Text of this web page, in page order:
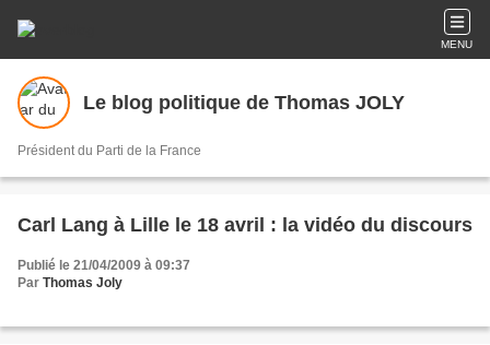
MENU
Le blog politique de Thomas JOLY
Président du Parti de la France
Carl Lang à Lille le 18 avril : la vidéo du discours
Publié le 21/04/2009 à 09:37
Par Thomas Joly